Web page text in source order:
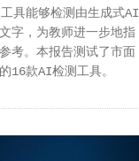
具能够检测由生成式AI
字，为教师进一步地指
考。本报告测试了市面
16款AI检测工具。